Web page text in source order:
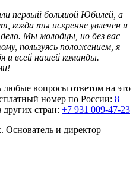
первый большой Юбилей, а
когда ты искренне увлечен и
Мы молодцы, но без вас
пользуясь положением, я
и всей нашей команды.
любые вопросы ответом на это
номер по России: 8
других стран: +7 931 009-47-23
и директор